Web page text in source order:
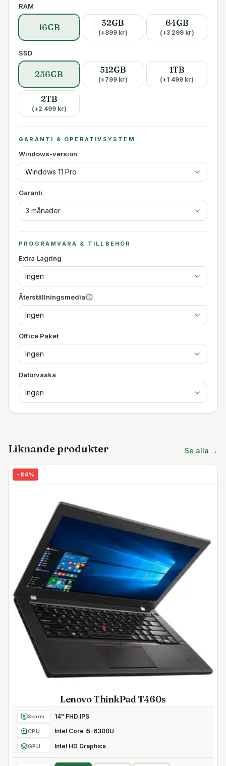
RAM
16GB 32GB
(+899kr)
64GB
(+3 299kr)
SSD
256GB 512GB
(+799kr)
1TB
(+1 499 kr)
2TB
(+2 499kr)
GARANTI & OPERATIVSYSTEM
Windows-version
Windows 11 Pro
Garanti
3 månader
PROGRAMVARA & TILLBEHÖR
Extra Lagring
Ingen
Återställningsmedia
Ingen
Office Paket
Ingen
Datorväska
Ingen
Liknande produkter Se alla →
- 84%
Lenovo ThinkPad T460s
Skärm 14" FHD IPS
CPU Intel Core i5-6300U
GPU Intel HD Graphics